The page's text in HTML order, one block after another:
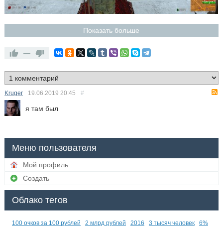
Показать больше
—
Kruger 19.06.2019 20:45 #
я там был
Меню пользователя
Мой профиль
Создать
Облако тегов
100 очков за 100 рублей 2 млрд рублей 2016 3 тысяч человек 6%